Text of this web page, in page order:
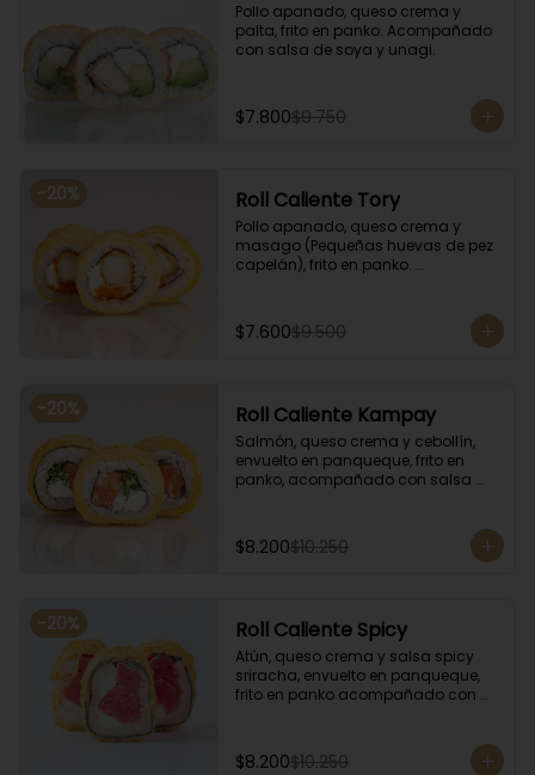
Pollo apanado, queso crema y
palta, frito en panko. Acompañado
con salsa de soya y unagi.
$7.800$9.750
-20% Roll Caliente Tory
Pollo apanado, queso crema y
masago (Pequeñas huevas de pez
capelán), frito en panko.
$7.600$9.500
-20% Roll Caliente Kampay
Salmón, queso crema y cebollín,
envuelto en panqueque, frito en
panko, acompañado con salsa
$8.200$10.250
-20% Roll Caliente Spicy
Atún, queso crema y salsa spicy
sriracha, envuelto en panqueque,
frito en panko acompañado con
$8.200$10.250